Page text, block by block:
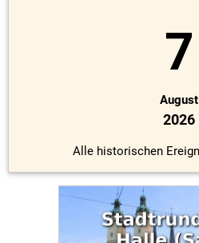
7
August
2026
Alle historischen